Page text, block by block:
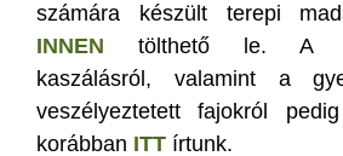
számára készült terepi
INNEN tölthető le. A
kaszálásról, valamint a
veszélyeztetett fajokról
korábban ITT írtunk.